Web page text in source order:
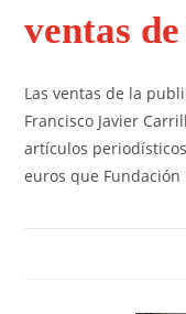
ventas
Las ventas de la
Francisco Javier
artículos
euros que